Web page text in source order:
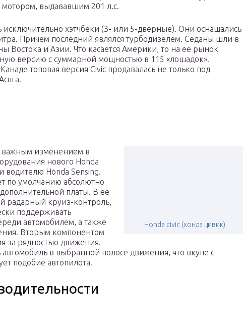
выдававшим 201 л.с.
исключительно хэтчбеки (3- или 5-дверные). Они оснащались
Причем последний являлся турбодизелем. Седаны шли в
Востока и Азии. Что касается Америки, то на ее рынок
версию с суммарной мощностью в 115 «лошадок».
топовая версия Civic продавалась не только под
Honda civic (хонда цивик)
изменением в
нового Honda
водителю Honda Sensing.
по умолчанию абсолютно
платы. В ее
радарный круиз-контроль,
поддерживать
автомобилем, а также
Вторым компонентом
за рядностью движения.
в выбранной полосе движения, что вкупе с
подобие автопилота.